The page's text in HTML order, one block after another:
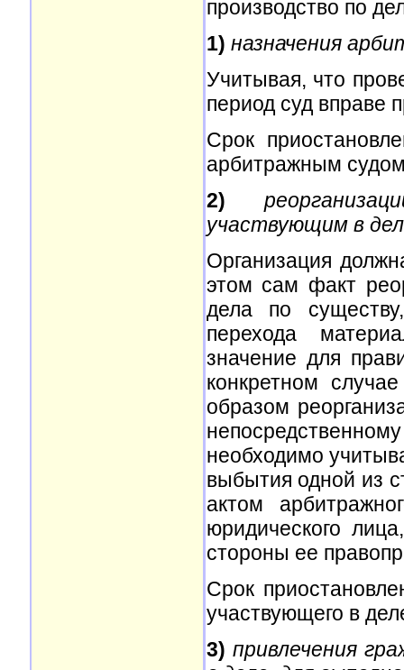
производство по
1) назначения
Учитывая, что
период суд вправе
Срок
арбитражным
2)
участвующим в
Организация
этом сам факт
дела по
перехода
значение для
конкретном
образом
необходимо
выбытия одной из
актом
юридического
стороны ее
Срок
участвующего в
3) привлечения